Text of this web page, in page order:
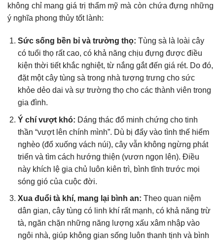
không chỉ mang giá trị thẩm mỹ mà còn chứa đựng những
ý nghĩa phong thủy tốt lành:
Sức sống bền bỉ và trường thọ: Tùng sà là loài cây
có tuổi thọ rất cao, có khả năng chịu đựng được điều
kiện thời tiết khắc nghiệt, từ nắng gắt đến giá rét. Do đó,
đặt một cây tùng sà trong nhà tượng trưng cho sức
khỏe dẻo dai và sự trường thọ cho các thành viên trong
gia đình.
Ý chí vượt khó: Dáng thác đổ minh chứng cho tinh
thần “vượt lên chính mình”. Dù bị đẩy vào tình thế hiểm
nghèo (đổ xuống vách núi), cây vẫn không ngừng phát
triển và tìm cách hướng thiện (vươn ngọn lên). Điều
này khích lệ gia chủ luôn kiên trì, bình tĩnh trước mọi
sóng gió của cuộc đời.
Xua đuổi tà khí, mang lại bình an: Theo quan niệm
dân gian, cây tùng có linh khí rất mạnh, có khả năng trừ
tà, ngăn chặn những năng lượng xấu xâm nhập vào
ngôi nhà, giúp không gian sống luôn thanh tịnh và bình